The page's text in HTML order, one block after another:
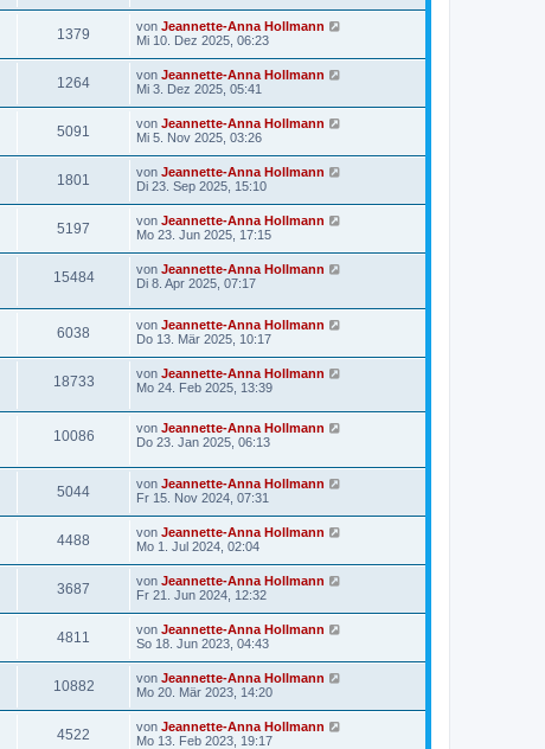
1379 von Jeannette-Anna Hollmann
Mi 10. Dez 2025, 06:23
1264 von Jeannette-Anna Hollmann
Mi 3. Dez 2025, 05:41
5091 von Jeannette-Anna Hollmann
Mi 5. Nov 2025, 03:26
1801 von Jeannette-Anna Hollmann
Di 23. Sep 2025, 15:10
5197 von Jeannette-Anna Hollmann
Mo 23. Jun 2025, 17:15
15484 von Jeannette-Anna Hollmann
Di 8. Apr 2025, 07:17
6038 von Jeannette-Anna Hollmann
Do 13. Mär 2025, 10:17
18733 von Jeannette-Anna Hollmann
Mo 24. Feb 2025, 13:39
10086 von Jeannette-Anna Hollmann
Do 23. Jan 2025, 06:13
5044 von Jeannette-Anna Hollmann
Fr 15. Nov 2024, 07:31
4488 von Jeannette-Anna Hollmann
Mo 1. Jul 2024, 02:04
3687 von Jeannette-Anna Hollmann
Fr 21. Jun 2024, 12:32
4811 von Jeannette-Anna Hollmann
So 18. Jun 2023, 04:43
10882 von Jeannette-Anna Hollmann
Mo 20. Mär 2023, 14:20
4522 von Jeannette-Anna Hollmann
Mo 13. Feb 2023, 19:17